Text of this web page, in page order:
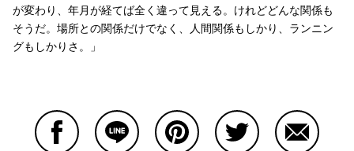
が変わり、年月が経てば全く違って見える。けれどどんな関係も
そうだ。場所との関係だけでなく、人間関係もしかり、ランニン
グもしかりさ。」